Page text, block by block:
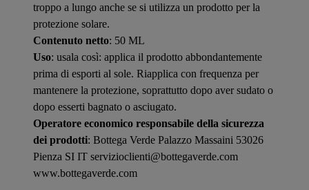
troppo a lungo anche se si utilizza un prodotto per la
protezione solare.
Contenuto netto: 50 ML
Uso: usala così: applica il prodotto abbondantemente
prima di esporti al sole. Riapplica con frequenza per
mantenere la protezione, soprattutto dopo aver sudato o
dopo esserti bagnato o asciugato.
Operatore economico responsabile della sicurezza
dei prodotti: Bottega Verde Palazzo Massaini 53026
Pienza SI IT servizioclienti@bottegaverde.com
www.bottegaverde.com